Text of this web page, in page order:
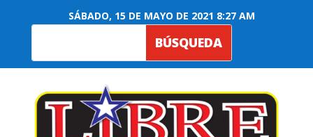
SÁBADO, 15 DE MAYO DE 2021 8:27 AM